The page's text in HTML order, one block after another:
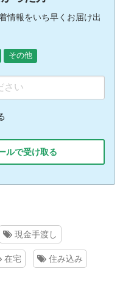
情報をいち早くお届け出
その他
ルで受け取る
現金手渡し
在宅 住み込み